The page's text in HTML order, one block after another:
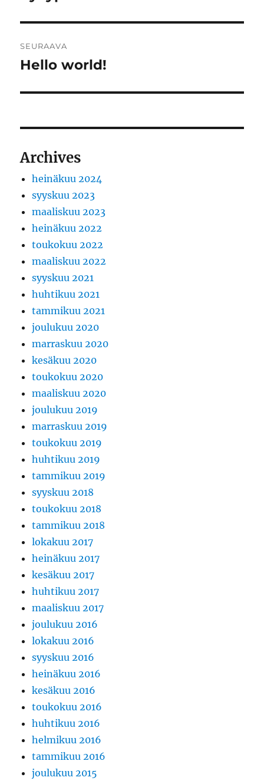
SEURAAVA
Seuraava
Hello world!
Archives
heinäkuu 2024
syyskuu 2023
maaliskuu 2023
heinäkuu 2022
toukokuu 2022
maaliskuu 2022
syyskuu 2021
huhtikuu 2021
tammikuu 2021
joulukuu 2020
marraskuu 2020
kesäkuu 2020
toukokuu 2020
maaliskuu 2020
joulukuu 2019
marraskuu 2019
toukokuu 2019
huhtikuu 2019
tammikuu 2019
syyskuu 2018
toukokuu 2018
tammikuu 2018
lokakuu 2017
heinäkuu 2017
kesäkuu 2017
huhtikuu 2017
maaliskuu 2017
joulukuu 2016
lokakuu 2016
syyskuu 2016
heinäkuu 2016
kesäkuu 2016
toukokuu 2016
huhtikuu 2016
helmikuu 2016
tammikuu 2016
joulukuu 2015